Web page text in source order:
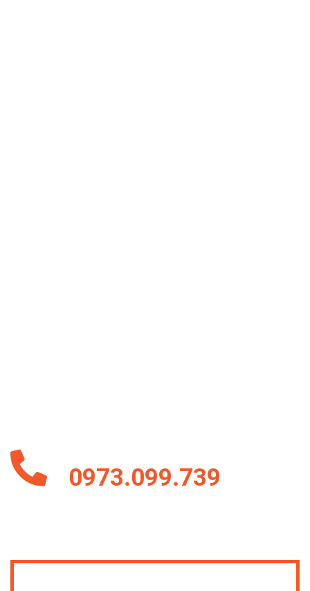
0973.099.739